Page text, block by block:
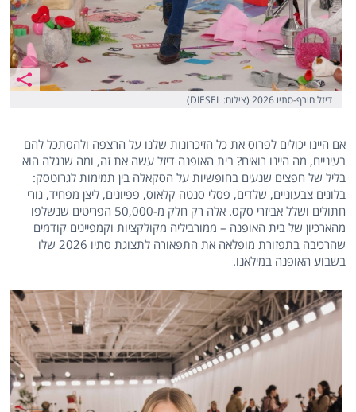
דיזל חורף-סתיו 2026 (צילום: DIESEL)
אם היינו יכולים לפרוס את כל הזיכרונות שלנו על הרצפה ולהסתכל להם
בעיניים, מה היינו רואים? בית האופנה דיזל עשה את זה, ומה שנגלה הוא
בליל של חפצים שנעים בחופשיות על הסקאלה בין תמימות לגרוטסק:
בלונים צבעוניים, שלדים, פסלי סנטה קלאוס, פפיונים, ליצן מפחיד, גורי
חתולים ושלל אביזרי סקס. אלה רק חלק מ-50,000 הפריטים שנשלפו
מהארכיון של בית האופנה – ממורביליה מקולקציות וקמפיינים קודמים
שהרכיבה בתפזורת מופלאה את התפאורה לתצוגת סתיו 2026 שלו
בשבוע האופנה במילאנו.